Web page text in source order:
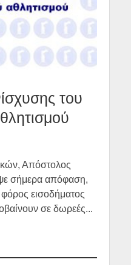
του
Απόστολος
σήμερα απόφαση,
φόρος εισοδήματος
σε δωρεές...